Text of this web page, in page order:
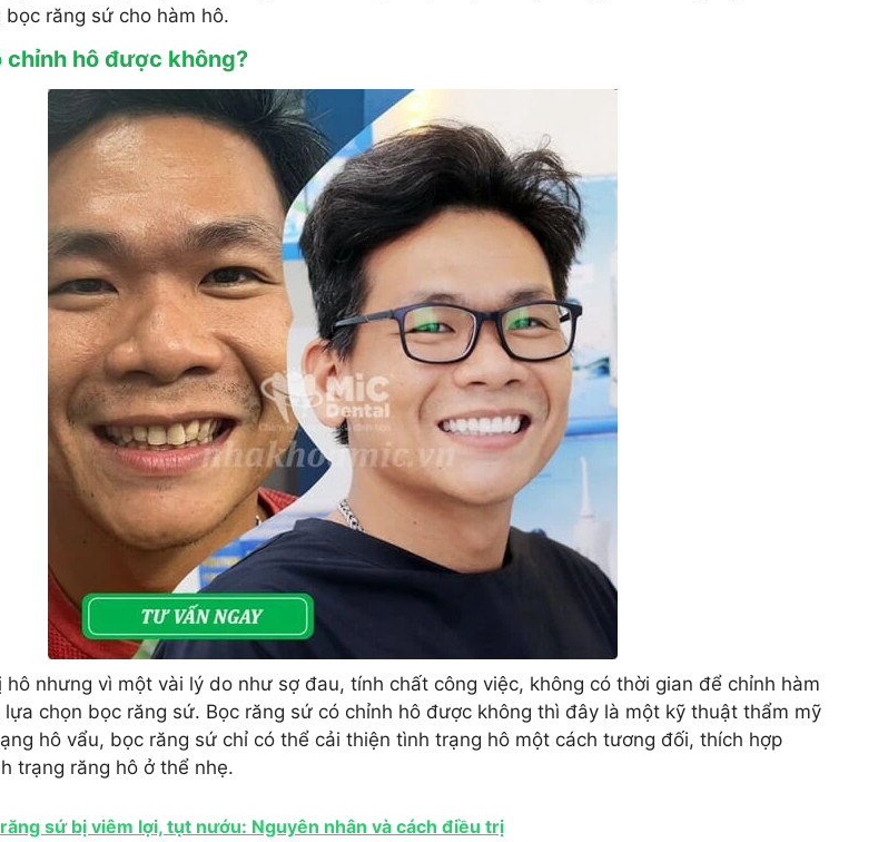
răng sứ cho hàm hô.
chỉnh hô được không?
hô nhưng vì một vài lý do như sợ đau, tính chất công việc, không có thời gian để chỉnh hàm
lựa chọn bọc răng sứ. Bọc răng sứ có chỉnh hô được không thì đây là một kỹ thuật thẩm mỹ
hô vẩu, bọc răng sứ chỉ có thể cải thiện tình trạng hô một cách tương đối, thích hợp
trạng răng hô ở thể nhẹ.
sứ bị viêm lợi, tụt nướu: Nguyên nhân và cách điều trị